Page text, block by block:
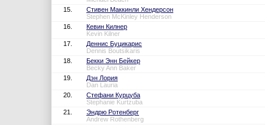
15.
Стивен Маккинли Хендерсон
Stephen McKinley Henderson
16.
Кевин Килнер
Kevin Kilner
17.
Деннис Буцикарис
Dennis Boutsikaris
18.
Бекки Энн Бейкер
Becky Ann Baker
19.
Дэн Лория
Dan Lauria
20.
Стефани Курцуба
Stephanie Kurtzuba
21.
Эндрю Ротенберг
Andrew Rothenberg